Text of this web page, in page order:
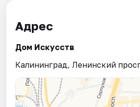
Адрес
Дом Искусств
Калининград, Ленинский